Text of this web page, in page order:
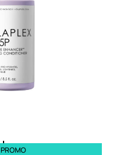
PROMO